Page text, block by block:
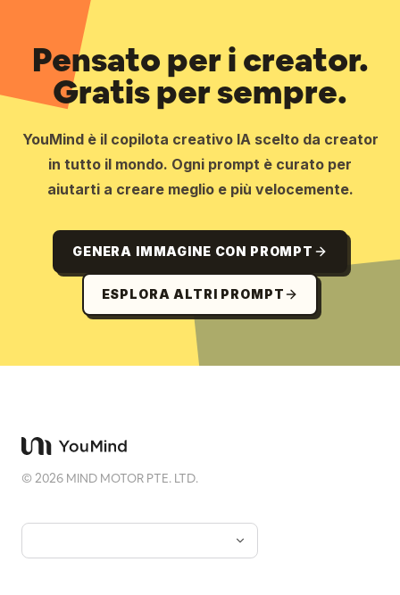
Pensato per i creator.
Gratis per sempre.
YouMind è il copilota creativo IA scelto da creator
in tutto il mondo. Ogni prompt è curato per
aiutarti a creare meglio e più velocemente.
GENERA IMMAGINE CON PROMPT
ESPLORA ALTRI PROMPT
©2026 MIND MOTOR PTE. LTD.